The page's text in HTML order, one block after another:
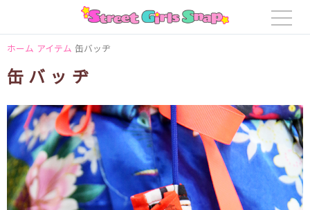
ホーム アイテム 缶バッヂ
缶バッヂ